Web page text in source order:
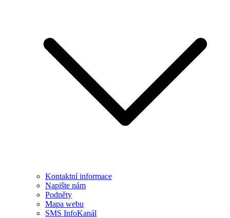
Kontaktní informace
Napište nám
Podněty
Mapa webu
SMS InfoKanál